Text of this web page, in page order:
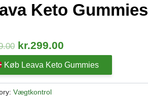
Keto Gummies
Original
price
was:
kr.599.00.
kr.299.00Current
price
is:
Køb Leava Keto Gummies
Vægtkontrol